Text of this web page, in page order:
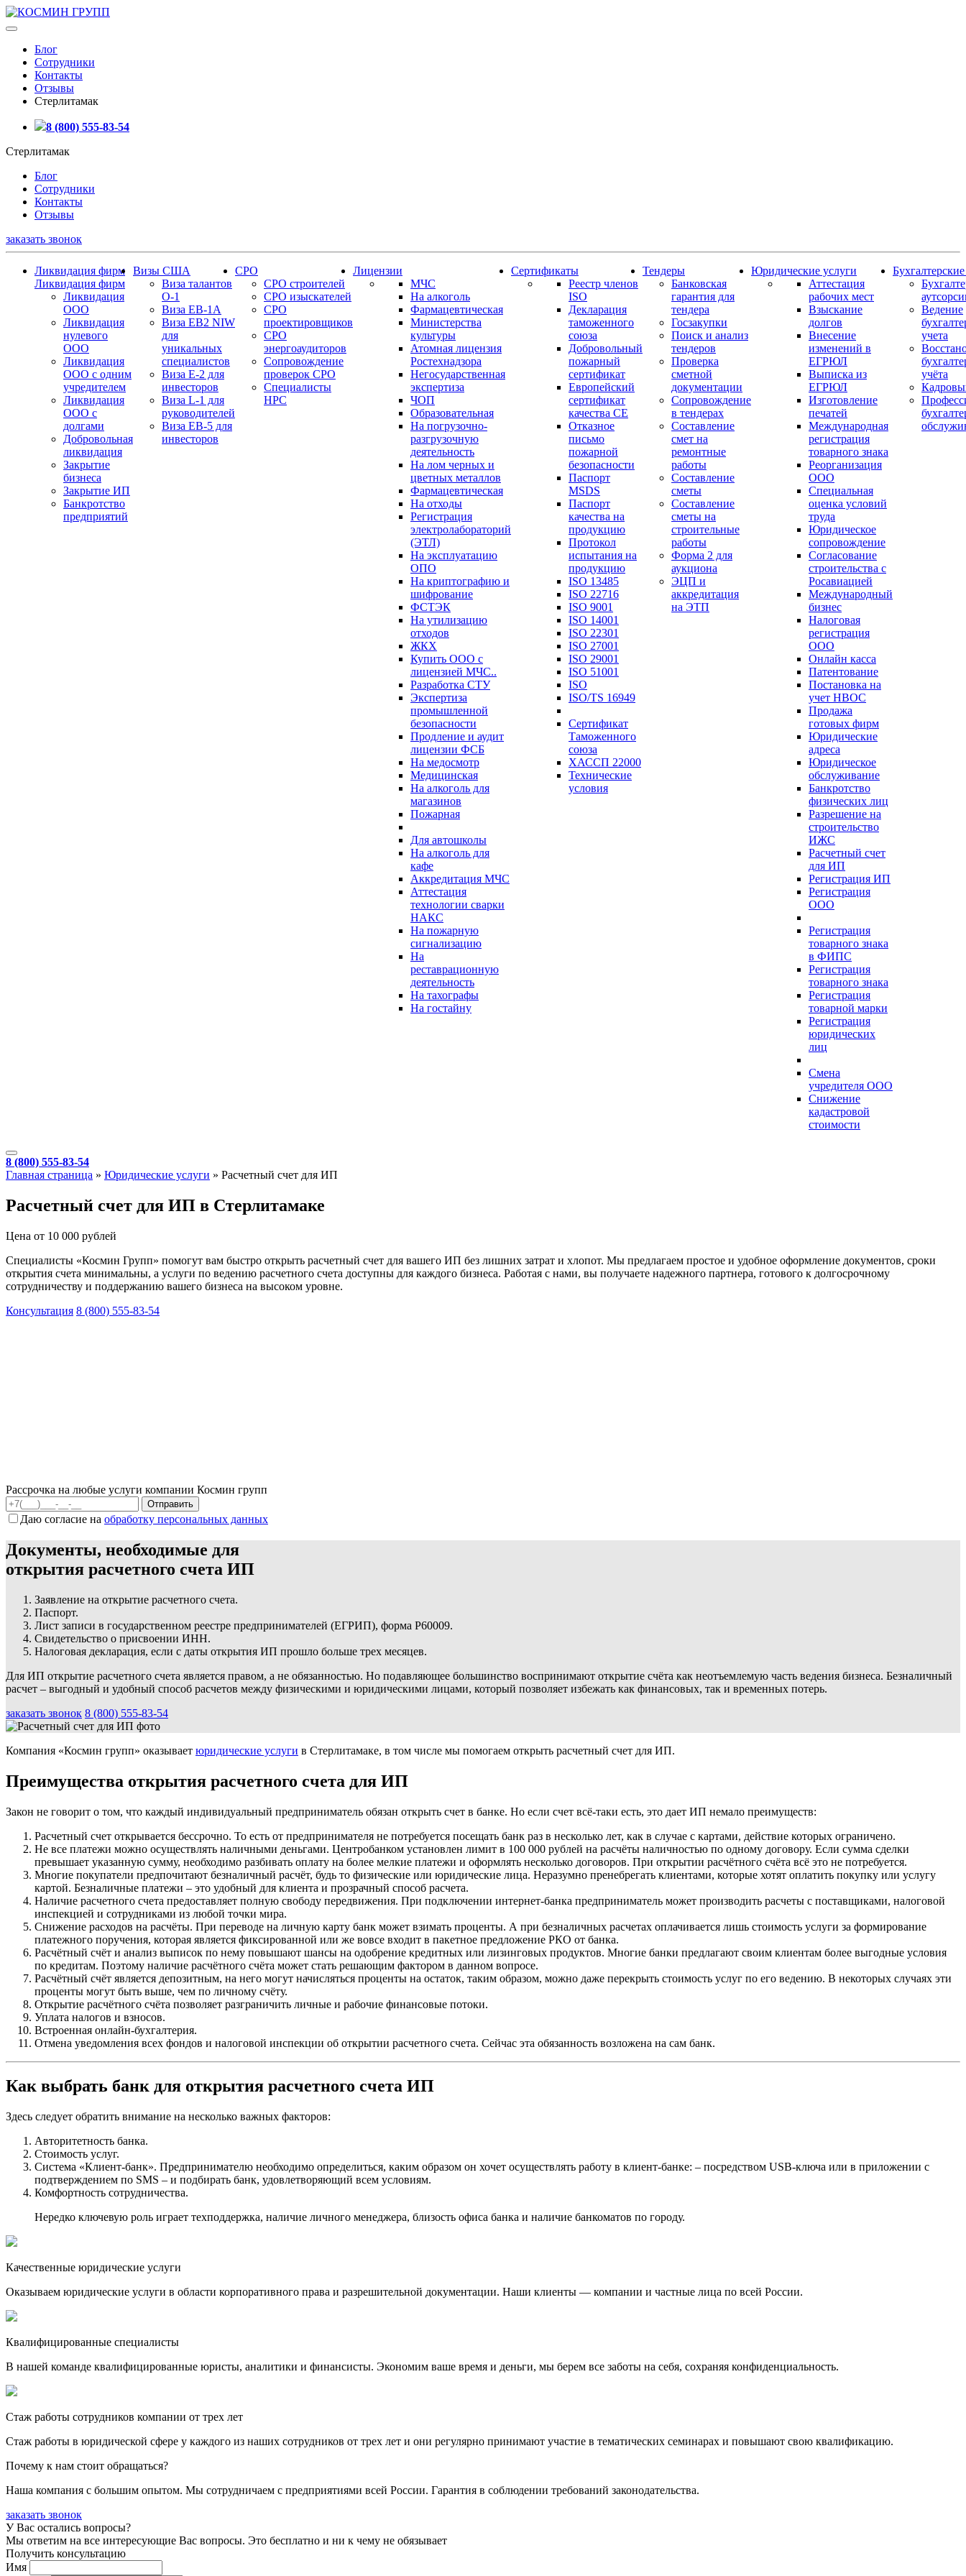
Блог
Сотрудники
Контакты
Отзывы
Стерлитамак
8 (800) 555-83-54
Стерлитамак
Блог
Сотрудники
Контакты
Отзывы
заказать звонок
Ликвидация фирм
Ликвидация фирм
Ликвидация
ООО
Ликвидация
нулевого
ООО
Ликвидация
ООО с одним
учредителем
Ликвидация
ООО с
долгами
Добровольная
ликвидация
Закрытие
бизнеса
Закрытие ИП
Банкротство
предприятий
Визы США
Виза талантов
О-1
Виза EB-1A
Виза EB2 NIW
для
уникальных
специалистов
Виза E-2 для
инвесторов
Виза L-1 для
руководителей
Виза EB-5 для
инвесторов
СРО
СРО строителей
СРО изыскателей
СРО
проектировщиков
СРО
энергоаудиторов
Сопровождение
проверок СРО
Специалисты
НРС
Лицензии
МЧС
На алкоголь
Фармацевтическая
Министерства
культуры
Атомная лицензия
Ростехнадзора
Негосударственная
экспертиза
ЧОП
Образовательная
На погрузочно-
разгрузочную
деятельность
На лом черных и
цветных металлов
Фармацевтическая
На отходы
Регистрация
электролабораторий
(ЭТЛ)
На эксплуатацию
ОПО
На криптографию и
шифрование
ФСТЭК
На утилизацию
отходов
ЖКХ
Купить ООО с
лицензией МЧС..
Разработка СТУ
Экспертиза
промышленной
безопасности
Продление и аудит
лицензии ФСБ
На медосмотр
Медицинская
На алкоголь для
магазинов
Пожарная
Для автошколы
На алкоголь для
кафе
Аккредитация МЧС
Аттестация
технологии сварки
НАКС
На пожарную
сигнализацию
На
реставрационную
деятельность
На тахографы
На гостайну
Сертификаты
Реестр членов
ISO
Декларация
таможенного
союза
Добровольный
пожарный
сертификат
Европейский
сертификат
качества СЕ
Отказное
письмо
пожарной
безопасности
Паспорт
МSDS
Паспорт
качества на
продукцию
Протокол
испытания на
продукцию
ISO 13485
ISO 22716
ISO 9001
ISO 14001
ISO 22301
ISO 27001
ISO 29001
ISO 51001
ISO
ISO/TS 16949
Сертификат
Таможенного
союза
ХАССП 22000
Технические
условия
Тендеры
Банковская
гарантия для
тендера
Госзакупки
Поиск и анализ
тендеров
Проверка
сметной
документации
Сопровождение
в тендерах
Составление
смет на
ремонтные
работы
Составление
сметы
Составление
сметы на
строительные
работы
Форма 2 для
аукциона
ЭЦП и
аккредитация
на ЭТП
Юридические услуги
Аттестация
рабочих мест
Взыскание
долгов
Внесение
изменений в
ЕГРЮЛ
Выписка из
ЕГРЮЛ
Изготовление
печатей
Международная
регистрация
товарного знака
Реорганизация
ООО
Специальная
оценка условий
труда
Юридическое
сопровождение
Согласование
строительства с
Росавиацией
Международный
бизнес
Налоговая
регистрация
ООО
Онлайн касса
Патентование
Постановка на
учет НВОС
Продажа
готовых фирм
Юридические
адреса
Юридическое
обслуживание
Банкротство
физических лиц
Разрешение на
строительство
ИЖС
Расчетный счет
для ИП
Регистрация ИП
Регистрация
ООО
Регистрация
товарного знака
в ФИПС
Регистрация
товарного знака
Регистрация
товарной марки
Регистрация
юридических
лиц
Смена
учредителя ООО
Снижение
кадастровой
стоимости
Ведение
учета
учёта
8 (800) 555-83-54
Главная страница » Юридические услуги » Расчетный счет для ИП
Расчетный счет для ИП в Стерлитамаке
Цена от 10 000 рублей
Специалисты «Космин Групп» помогут вам быстро открыть расчетный счет для вашего ИП без лишних затрат и хлопот. Мы предлагаем простое и удобное оформление документов, сроки
открытия счета минимальны, а услуги по ведению расчетного счета доступны для каждого бизнеса. Работая с нами, вы получаете надежного партнера, готового к долгосрочному
сотрудничеству и поддержанию вашего бизнеса на высоком уровне.
Консультация 8 (800) 555-83-54
Рассрочка на любые услуги компании Космин групп
Даю согласие на обработку персональных данных
Документы, необходимые для
открытия расчетного счета ИП
Заявление на открытие расчетного счета.
Паспорт.
Лист записи в государственном реестре предпринимателей (ЕГРИП), форма Р60009.
Свидетельство о присвоении ИНН.
Налоговая декларация, если с даты открытия ИП прошло больше трех месяцев.
Для ИП открытие расчетного счета является правом, а не обязанностью. Но подавляющее большинство воспринимают открытие счёта как неотъемлемую часть ведения бизнеса. Безналичный
расчет – выгодный и удобный способ расчетов между физическими и юридическими лицами, который позволяет избежать как финансовых, так и временных потерь.
заказать звонок 8 (800) 555-83-54
Компания «Космин групп» оказывает юридические услуги в Стерлитамаке, в том числе мы помогаем открыть расчетный счет для ИП.
Преимущества открытия расчетного счета для ИП
Закон не говорит о том, что каждый индивидуальный предприниматель обязан открыть счет в банке. Но если счет всё-таки есть, это дает ИП немало преимуществ:
Расчетный счет открывается бессрочно. То есть от предпринимателя не потребуется посещать банк раз в несколько лет, как в случае с картами, действие которых ограничено.
Не все платежи можно осуществлять наличными деньгами. Центробанком установлен лимит в 100 000 рублей на расчёты наличностью по одному договору. Если сумма сделки
превышает указанную сумму, необходимо разбивать оплату на более мелкие платежи и оформлять несколько договоров. При открытии расчётного счёта всё это не потребуется.
Многие покупатели предпочитают безналичный расчёт, будь то физические или юридические лица. Неразумно пренебрегать клиентами, которые хотят оплатить покупку или услугу
картой. Безналичные платежи – это удобный для клиента и прозрачный способ расчета.
Наличие расчетного счета предоставляет полную свободу передвижения. При подключении интернет-банка предприниматель может производить расчеты с поставщиками, налоговой
инспекцией и сотрудниками из любой точки мира.
Снижение расходов на расчёты. При переводе на личную карту банк может взимать проценты. А при безналичных расчетах оплачивается лишь стоимость услуги за формирование
платежного поручения, которая является фиксированной или же вовсе входит в пакетное предложение РКО от банка.
Расчётный счёт и анализ выписок по нему повышают шансы на одобрение кредитных или лизинговых продуктов. Многие банки предлагают своим клиентам более выгодные условия
по кредитам. Поэтому наличие расчётного счёта может стать решающим фактором в данном вопросе.
Расчётный счёт является депозитным, на него могут начисляться проценты на остаток, таким образом, можно даже перекрыть стоимость услуг по его ведению. В некоторых случаях эти
проценты могут быть выше, чем по личному счёту.
Открытие расчётного счёта позволяет разграничить личные и рабочие финансовые потоки.
Уплата налогов и взносов.
Встроенная онлайн-бухгалтерия.
Отмена уведомления всех фондов и налоговой инспекции об открытии расчетного счета. Сейчас эта обязанность возложена на сам банк.
Как выбрать банк для открытия расчетного счета ИП
Здесь следует обратить внимание на несколько важных факторов:
Авторитетность банка.
Стоимость услуг.
Система «Клиент-банк». Предпринимателю необходимо определиться, каким образом он хочет осуществлять работу в клиент-банке: – посредством USB-ключа или в приложении с
подтверждением по SMS – и подбирать банк, удовлетворяющий всем условиям.
Комфортность сотрудничества.
Нередко ключевую роль играет техподдержка, наличие личного менеджера, близость офиса банка и наличие банкоматов по городу.
Качественные юридические услуги
Оказываем юридические услуги в области корпоративного права и разрешительной документации. Наши клиенты — компании и частные лица по всей России.
Квалифицированные специалисты
В нашей команде квалифицированные юристы, аналитики и финансисты. Экономим ваше время и деньги, мы берем все заботы на себя, сохраняя конфиденциальность.
Стаж работы сотрудников компании от трех лет
Стаж работы в юридической сфере у каждого из наших сотрудников от трех лет и они регулярно принимают участие в тематических семинарах и повышают свою квалификацию.
Почему к нам стоит обращаться?
Наша компания с большим опытом. Мы сотрудничаем с предприятиями всей России. Гарантия в соблюдении требований законодательства.
заказать звонок
У Вас остались вопросы?
Мы ответим на все интересующие Вас вопросы. Это бесплатно и ни к чему не обязывает
Получить консультацию
Имя